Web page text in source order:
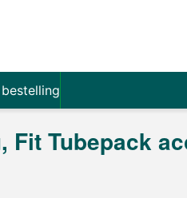
Tubepack